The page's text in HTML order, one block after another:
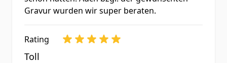
Gravur wurden wir super beraten.
Rating
Toll